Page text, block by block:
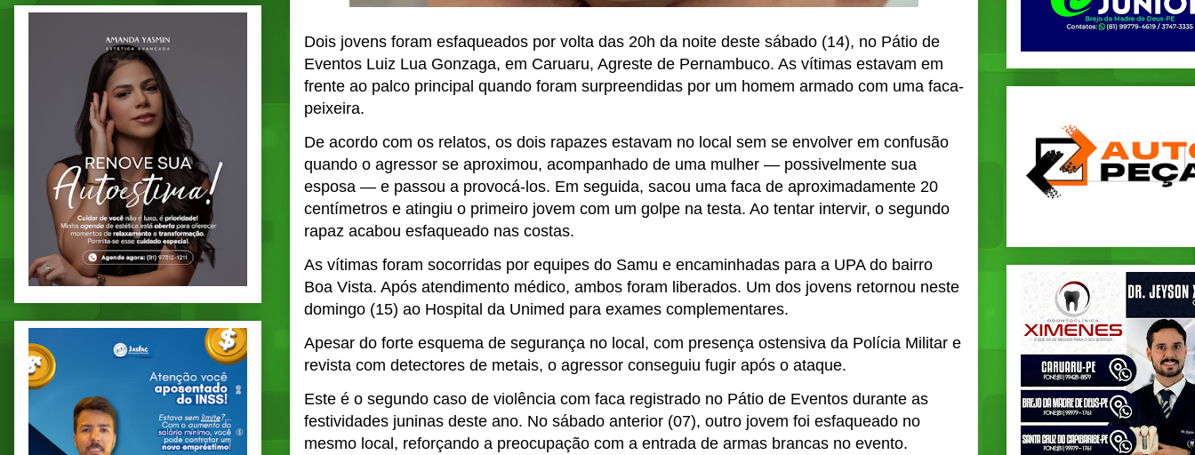
Dois jovens foram esfaqueados por volta das 20h da noite deste sábado (14), no Pátio de
Eventos Luiz Lua Gonzaga, em Caruaru, Agreste de Pernambuco. As vítimas estavam em
frente ao palco principal quando foram surpreendidas por um homem armado com uma faca-
peixeira.
De acordo com os relatos, os dois rapazes estavam no local sem se envolver em confusão
quando o agressor se aproximou, acompanhado de uma mulher — possivelmente sua
esposa — e passou a provocá-los. Em seguida, sacou uma faca de aproximadamente 20
centímetros e atingiu o primeiro jovem com um golpe na testa. Ao tentar intervir, o segundo
rapaz acabou esfaqueado nas costas.
As vítimas foram socorridas por equipes do Samu e encaminhadas para a UPA do bairro
Boa Vista. Após atendimento médico, ambos foram liberados. Um dos jovens retornou neste
domingo (15) ao Hospital da Unimed para exames complementares.
Apesar do forte esquema de segurança no local, com presença ostensiva da Polícia Militar e
revista com detectores de metais, o agressor conseguiu fugir após o ataque.
Este é o segundo caso de violência com faca registrado no Pátio de Eventos durante as
festividades juninas deste ano. No sábado anterior (07), outro jovem foi esfaqueado no
mesmo local, reforçando a preocupação com a entrada de armas brancas no evento.